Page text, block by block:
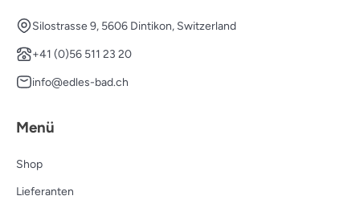
Silostrasse 9, 5606 Dintikon, Switzerland
+41 (0)56 511 23 20
info@edles-bad.ch
Menü
Shop
Lieferanten